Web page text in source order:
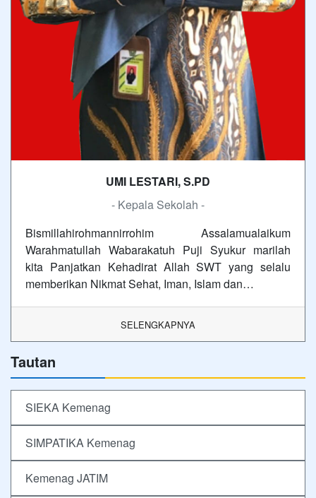
UMI LESTARI, S.PD
- Kepala Sekolah -
Bismillahirohmannirrohim Assalamualaikum
Warahmatullah Wabarakatuh Puji Syukur marilah
kita Panjatkan Kehadirat Allah SWT yang selalu
memberikan Nikmat Sehat, Iman, Islam dan…
SELENGKAPNYA
Tautan
SIEKA Kemenag
SIMPATIKA Kemenag
Kemenag JATIM